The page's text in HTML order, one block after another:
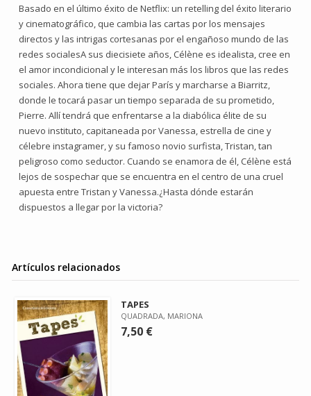
Basado en el último éxito de Netflix: un retelling del éxito literario
y cinematográfico, que cambia las cartas por los mensajes
directos y las intrigas cortesanas por el engañoso mundo de las
redes socialesA sus diecisiete años, Célène es idealista, cree en
el amor incondicional y le interesan más los libros que las redes
sociales. Ahora tiene que dejar París y marcharse a Biarritz,
donde le tocará pasar un tiempo separada de su prometido,
Pierre. Allí tendrá que enfrentarse a la diabólica élite de su
nuevo instituto, capitaneada por Vanessa, estrella de cine y
célebre instagramer, y su famoso novio surfista, Tristan, tan
peligroso como seductor. Cuando se enamora de él, Célène está
lejos de sospechar que se encuentra en el centro de una cruel
apuesta entre Tristan y Vanessa.¿Hasta dónde estarán
dispuestos a llegar por la victoria?
Artículos relacionados
TAPES
QUADRADA, MARIONA
7,50 €